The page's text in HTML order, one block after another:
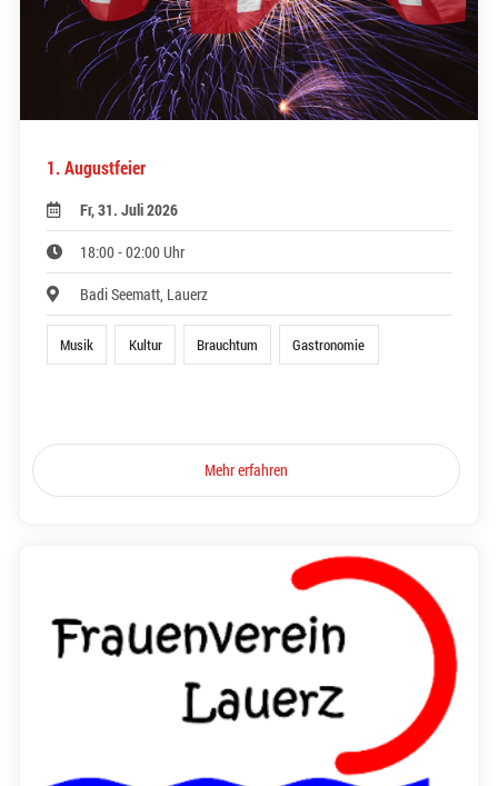
1. Augustfeier
Fr, 31. Juli 2026
18:00 - 02:00 Uhr
Badi Seematt, Lauerz
Musik Kultur Brauchtum Gastronomie
Mehr erfahren